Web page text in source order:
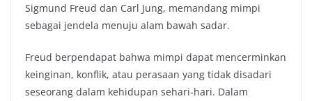
Sigmund Freud dan Carl Jung, memandang mimpi
sebagai jendela menuju alam bawah sadar.
Freud berpendapat bahwa mimpi dapat mencerminkan
keinginan, konflik, atau perasaan yang tidak disadari
seseorang dalam kehidupan sehari-hari. Dalam